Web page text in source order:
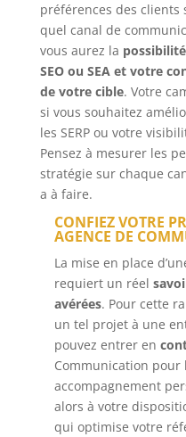
préférences des
quel canal de
vous aurez la
SEO ou SEA et votre
de votre cible. Votre
si vous souhaitez
les SERP ou votre
Pensez à mesurer les
stratégie sur chaque
a à faire.
CONFIEZ VOTRE
AGENCE DE
La mise en place
requiert un réel
avérées. Pour cette
un tel projet à une
pouvez entrer en
Communication pour
accompagnement
alors à votre
qui optimise votre